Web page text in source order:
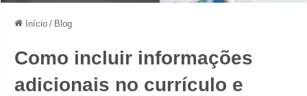
Início / Blog
Como incluir informações
adicionais no currículo e